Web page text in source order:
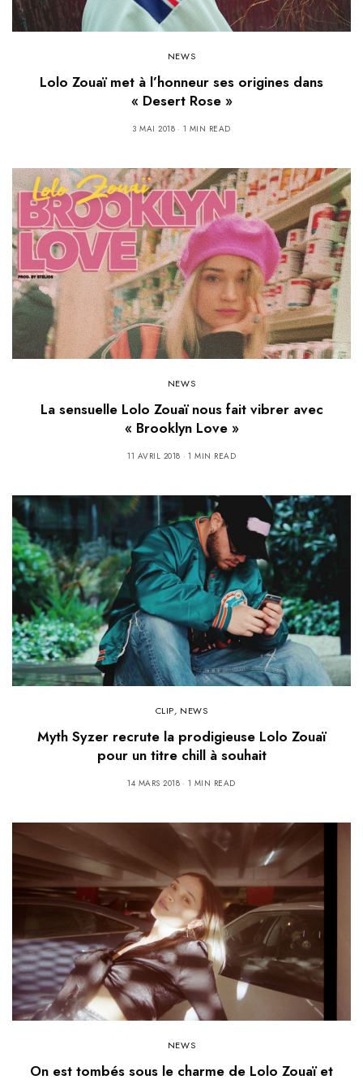
NEWS
Lolo Zouaï met à l’honneur ses origines dans
« Desert Rose »
3 MAI 2018 1 MIN READ
NEWS
La sensuelle Lolo Zouaï nous fait vibrer avec
« Brooklyn Love »
11 AVRIL 2018 1 MIN READ
CLIP, NEWS
Myth Syzer recrute la prodigieuse Lolo Zouaï
pour un titre chill à souhait
14 MARS 2018 1 MIN READ
NEWS
On est tombés sous le charme de Lolo Zouaï et